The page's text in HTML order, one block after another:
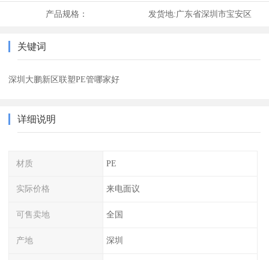
产品规格： 发货地:广东省深圳市宝安区
关键词
深圳大鹏新区联塑PE管哪家好
详细说明
材质 PE
实际价格 来电面议
可售卖地 全国
产地 深圳